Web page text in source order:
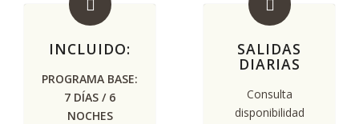
INCLUIDO:
PROGRAMA BASE:
7 DÍAS / 6
NOCHES
SALIDAS
DIARIAS
Consulta
disponibilidad